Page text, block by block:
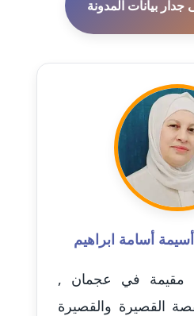
جدار بيانات المدونة
أسامة ابراهيم
مقيمة في عجمان ,
القصيرة والقصيرة